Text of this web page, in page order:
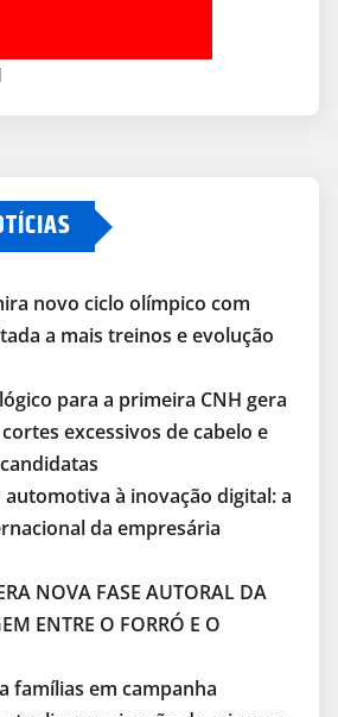
novo ciclo olímpico com
a mais treinos e evolução
para a primeira CNH gera
excessivos de cabelo e
automotiva à inovação digital: a
da empresária
NOVA FASE AUTORAL DA
ENTRE O FORRÓ E O
famílias em campanha